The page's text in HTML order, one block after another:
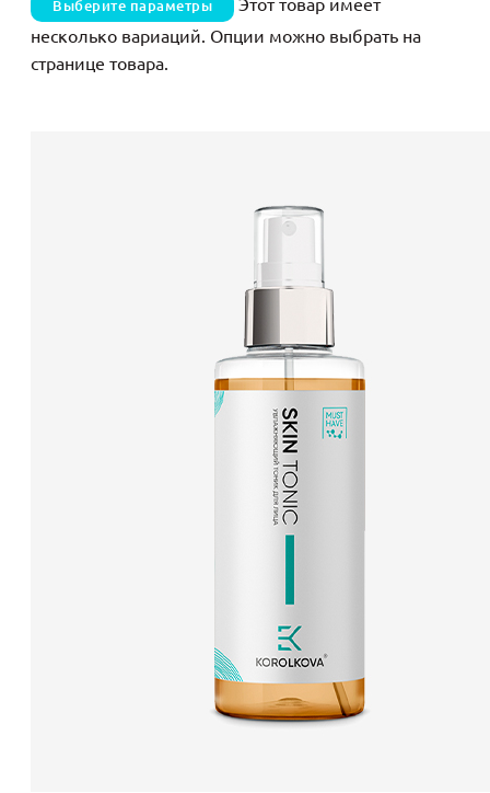
Выберите параметры
несколько вариаций. Опции можно выбрать на
странице товара.